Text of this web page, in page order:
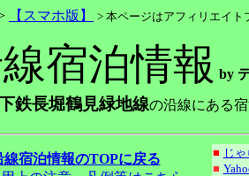
【スマホ版】 > 本ページはアフィリエイ
宿泊情報 by
鉄長堀鶴見緑地線の沿線にある
線宿泊情報のTOPに戻る
■ じ
■